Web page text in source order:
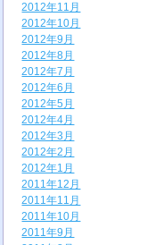
2012年11月
2012年10月
2012年9月
2012年8月
2012年7月
2012年6月
2012年5月
2012年4月
2012年3月
2012年2月
2012年1月
2011年12月
2011年11月
2011年10月
2011年9月